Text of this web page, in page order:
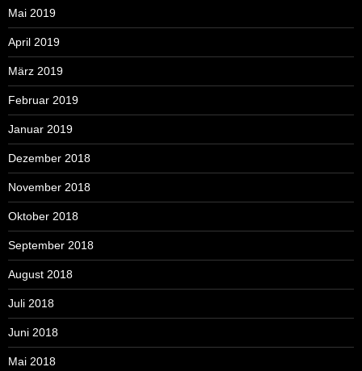
Mai 2019
April 2019
März 2019
Februar 2019
Januar 2019
Dezember 2018
November 2018
Oktober 2018
September 2018
August 2018
Juli 2018
Juni 2018
Mai 2018